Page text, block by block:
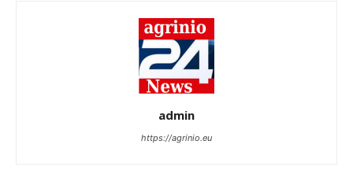
admin
https://agrinio.eu